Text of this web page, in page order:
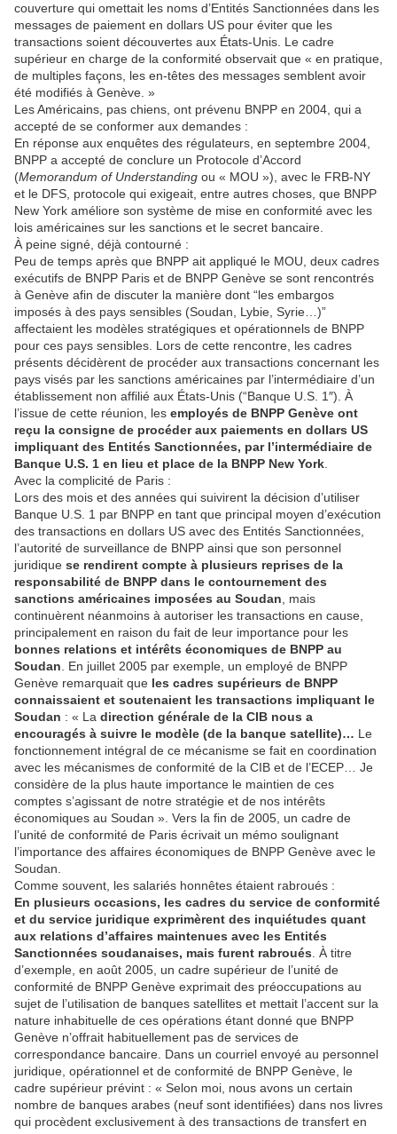
couverture qui omettait les noms d’Entités Sanctionnées dans les
messages de paiement en dollars US pour éviter que les
transactions soient découvertes aux États-Unis. Le cadre
supérieur en charge de la conformité observait que « en pratique,
de multiples façons, les en-têtes des messages semblent avoir
été modifiés à Genève. »
Les Américains, pas chiens, ont prévenu BNPP en 2004, qui a
accepté de se conformer aux demandes :
En réponse aux enquêtes des régulateurs, en septembre 2004,
BNPP a accepté de conclure un Protocole d’Accord
(Memorandum of Understanding ou « MOU »), avec le FRB-NY
et le DFS, protocole qui exigeait, entre autres choses, que BNPP
New York améliore son système de mise en conformité avec les
lois américaines sur les sanctions et le secret bancaire.
À peine signé, déjà contourné :
Peu de temps après que BNPP ait appliqué le MOU, deux cadres
exécutifs de BNPP Paris et de BNPP Genève se sont rencontrés
à Genève afin de discuter la manière dont “les embargos
imposés à des pays sensibles (Soudan, Lybie, Syrie…)”
affectaient les modèles stratégiques et opérationnels de BNPP
pour ces pays sensibles. Lors de cette rencontre, les cadres
présents décidèrent de procéder aux transactions concernant les
pays visés par les sanctions américaines par l’intermédiaire d’un
établissement non affilié aux États-Unis (“Banque U.S. 1″). À
l’issue de cette réunion, les employés de BNPP Genève ont
reçu la consigne de procéder aux paiements en dollars US
impliquant des Entités Sanctionnées, par l’intermédiaire de
Banque U.S. 1 en lieu et place de la BNPP New York
Avec la complicité de Paris :
Lors des mois et des années qui suivirent la décision d’utiliser
Banque U.S. 1 par BNPP en tant que principal moyen d’exécution
des transactions en dollars US avec des Entités Sanctionnées,
l’autorité de surveillance de BNPP ainsi que son personnel
juridique se rendirent compte à plusieurs reprises de la
responsabilité de BNPP dans le contournement des
sanctions américaines imposées au Soudan , mais
continuèrent néanmoins à autoriser les transactions en cause,
principalement en raison du fait de leur importance pour les
bonnes relations et intérêts économiques de BNPP au
Soudan . En juillet 2005 par exemple, un employé de BNPP
Genève remarquait que les cadres supérieurs de BNPP
connaissaient et soutenaient les transactions impliquant le
Soudan : « La direction générale de la CIB nous a
encouragés à suivre le modèle (de la banque satellite)… Le
fonctionnement intégral de ce mécanisme se fait en coordination
avec les mécanismes de conformité de la CIB et de l’ECEP… Je
considère de la plus haute importance le maintien de ces
comptes s’agissant de notre stratégie et de nos intérêts
économiques au Soudan ». Vers la fin de 2005, un cadre de
l’unité de conformité de Paris écrivait un mémo soulignant
l’importance des affaires économiques de BNPP Genève avec le
Soudan.
Comme souvent, les salariés honnêtes étaient rabroués :
En plusieurs occasions, les cadres du service de conformité
et du service juridique exprimèrent des inquiétudes quant
aux relations d’affaires maintenues avec les Entités
Sanctionnées soudanaises, mais furent rabroués . À titre
d’exemple, en août 2005, un cadre supérieur de l’unité de
conformité de BNPP Genève exprimait des préoccupations au
sujet de l’utilisation de banques satellites et mettait l’accent sur la
nature inhabituelle de ces opérations étant donné que BNPP
Genève n’offrait habituellement pas de services de
correspondance bancaire. Dans un courriel envoyé au personnel
juridique, opérationnel et de conformité de BNPP Genève, le
cadre supérieur prévint : « Selon moi, nous avons un certain
nombre de banques arabes (neuf sont identifiées) dans nos livres
qui procèdent exclusivement à des transactions de transfert en